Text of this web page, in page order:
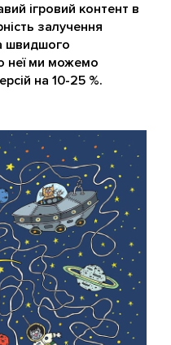
ігровий контент в
залучення
швидшого
неї ми можемо
на 10-25 %.